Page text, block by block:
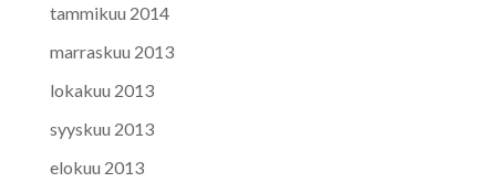
tammikuu 2014
marraskuu 2013
lokakuu 2013
syyskuu 2013
elokuu 2013